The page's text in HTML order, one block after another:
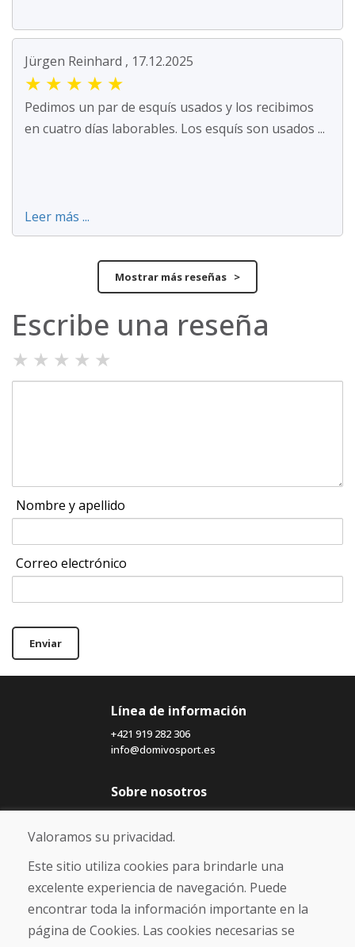
Jürgen Reinhard , 17.12.2025
★ ★ ★ ★ ★
Pedimos un par de esquís usados y los recibimos
en cuatro días laborables. Los esquís son usados ...
Leer más ...
Mostrar más reseñas >
Escribe una reseña
★ ★ ★ ★ ★
Nombre y apellido
Correo electrónico
Enviar
Línea de información
+421 919 282 306
info@domivosport.es
Sobre nosotros
Blog
Sobre nosotros
Comercio
Contacto
Compra
Tienda electrónica
Valoramos su privacidad.
Este sitio utiliza cookies para brindarle una
excelente experiencia de navegación. Puede
encontrar toda la información importante en la
página de Cookies. Las cookies necesarias se